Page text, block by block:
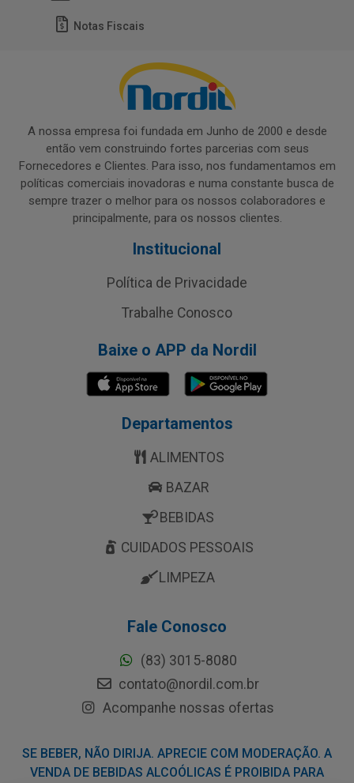
Notas Fiscais
A nossa empresa foi fundada em Junho de 2000 e desde
então vem construindo fortes parcerias com seus
Fornecedores e Clientes. Para isso, nos fundamentamos em
políticas comerciais inovadoras e numa constante busca de
sempre trazer o melhor para os nossos colaboradores e
principalmente, para os nossos clientes.
Institucional
Política de Privacidade
Trabalhe Conosco
Baixe o APP da Nordil
Departamentos
ALIMENTOS
BAZAR
BEBIDAS
CUIDADOS PESSOAIS
LIMPEZA
Fale Conosco
(83) 3015-8080
contato@nordil.com.br
Acompanhe nossas ofertas
SE BEBER, NÃO DIRIJA. APRECIE COM MODERAÇÃO. A
VENDA DE BEBIDAS ALCOÓLICAS É PROIBIDA PARA